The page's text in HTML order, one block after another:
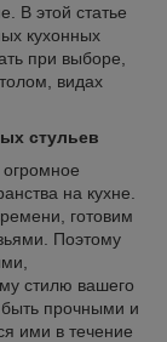
В этой статье
кухонных
при выборе,
видах
стульев
на кухне.
готовим
Поэтому
стилю вашего
прочными и
ими в течение